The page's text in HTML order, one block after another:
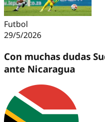
Futbol
29/5/2026
Con muchas dudas
ante Nicaragua